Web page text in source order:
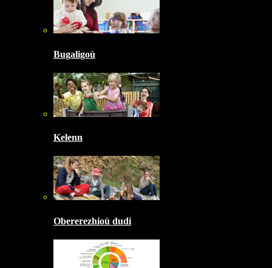
Bugaligoù
Kelenn
Obererezhioù dudi